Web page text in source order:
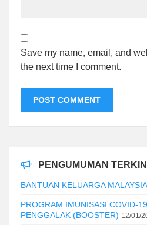
Save my name, email, and
the next time I comment.
PENGUMUMAN TERKINI
BANTUAN KELUARGA
PROGRAM IMUNISASI COVID-
PENGGALAK (BOOSTER) 12/01/